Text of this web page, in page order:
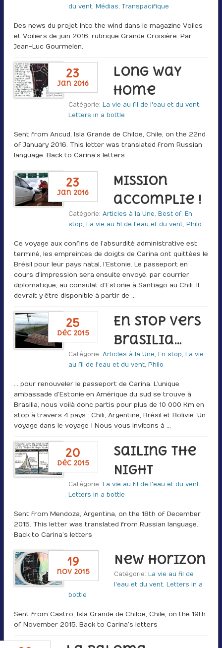
du vent ,Médias ,Transpacifique
Des news du projet Into the wind dans le magazine Voiles
et Voiliers de juin 2016, rubrique Grande Croisière. Par
Jean-Luc Gourmelen.
23
jan 2016
Long Way
Home
Catégorie: La vie au fil de l'eau et du vent,
Letters in a bottle
Sent from Ancud, Isla Grande de Chiloe, Chile, on the 22nd
of January 2016. This letter was translated from Russian
language. Back to Carina’s letters
23
jan 2016
Mission
accomplie !
Catégorie:Articles à la Une, Best of, En
stop, La vie au fil de l'eau et du vent, Philo
Ce voyage aux confins de l’absurdité administrative est
terminé, les empreintes de doigts de Carina ont quittées le
Brésil pour leur pays natal, l’Estonie. Le passeport en
cours d’impression sera ensuite envoyé, par courrier
diplomatique, au consulat d’Estonie à Santiago au Chili. Il
devrait y être disponible à partir de …
25
déc 2015
En stop vers
Brasilia…
Catégorie:Articles à la Une,En stop,La vie
au fil de l'eau et du vent,Philo
… pour renouveler le passeport de Carina. L’unique
ambassade d’Estonie en Amérique du sud se trouve à
Brasilia, nous voilà donc partis pour plus de 10 000 Km en
stop à travers 4 pays : Chili, Argentine, Brésil et Bolivie. Un
voyage dans le voyage ! Nous vous invitons à …
20
déc 2015
Sailing the
Night
Catégorie:La vie au fil de l'eau et du vent
Letters in a bottle
Sent from Mendoza, Argentina, on the 18th of December
2015. This letter was translated from Russian language.
Back to Carina’s letters
19
nov 2015
New Horizon
Catégorie: La vie au fil de
l'eau et du vent, Letters in a
bottle
Sent from Castro, Isla Grande de Chiloe, Chile, on the 19th
of November 2015. Back to Carina’s letters